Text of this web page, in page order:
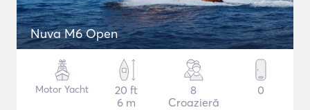
Nuva M6 Open
Motor Yacht
20 ft
6 m
8
Croazieră
0